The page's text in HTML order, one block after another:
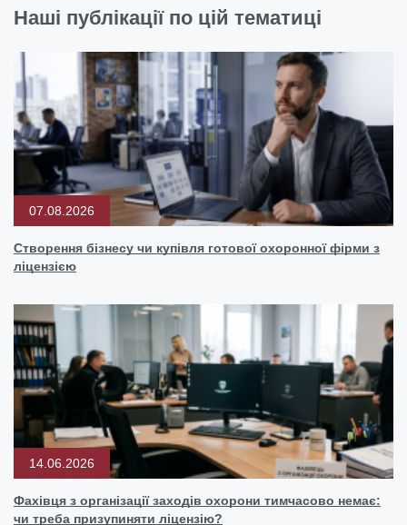
Наші публікації по цій тематиці
07.08.2026
Створення бізнесу чи купівля готової охоронної фірми з
ліцензією
14.06.2026
Фахівця з організації заходів охорони тимчасово немає:
чи треба призупиняти ліцензію?